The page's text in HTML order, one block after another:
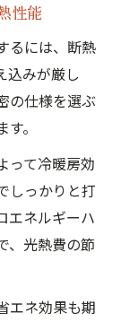
性能
るには、断熱
込みが厳し
の仕様を選ぶ
。
って冷暖房効
しっかりと打
エネルギーハ
、光熱費の節
エネ効果も期